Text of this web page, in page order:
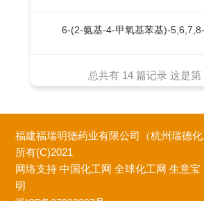
6-(2-氨基-4-甲氧基苯基)-
总共有 14 篇记录 这是第
福建福瑞明德药业有限公司（杭州瑞德化
所有(C)2021
网络支持 中国化工网 全球化工网 生意宝
明